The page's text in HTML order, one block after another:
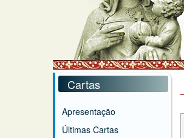
Cartas
Apresentação
Últimas Cartas